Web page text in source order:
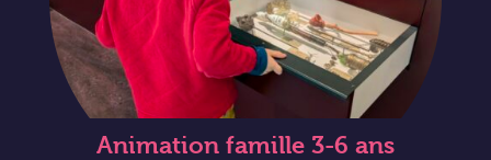
Animation famille 3-6 ans